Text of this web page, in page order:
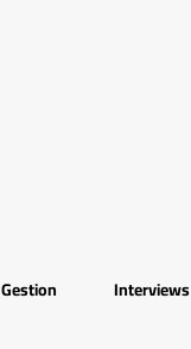
Gestion Interviews